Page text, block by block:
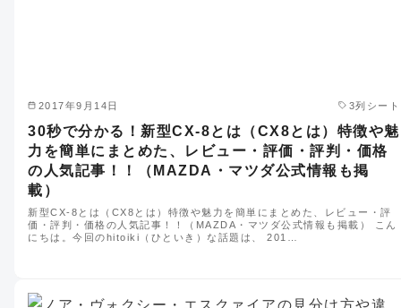
2017年9月14日 3列シート
30秒で分かる！新型CX-8とは（CX8とは）特徴や魅
力を簡単にまとめた、レビュー・評価・評判・価格
の人気記事！！（MAZDA・マツダ公式情報も掲
載）
新型CX-8とは（CX8とは）特徴や魅力を簡単にまとめた、レビュー・評
価・評判・価格の人気記事！！（MAZDA・マツダ公式情報も掲載） こん
にちは。今回のhitoiki（ひといき）な話題は、 201…